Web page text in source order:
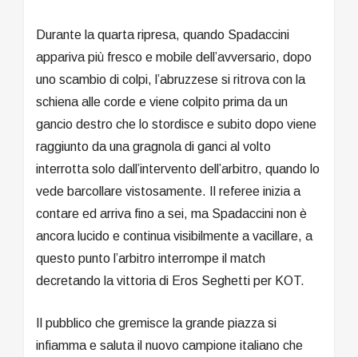
Durante la quarta ripresa, quando Spadaccini
appariva più fresco e mobile dell’avversario, dopo
uno scambio di colpi, l’abruzzese si ritrova con la
schiena alle corde e viene colpito prima da un
gancio destro che lo stordisce e subito dopo viene
raggiunto da una gragnola di ganci al volto
interrotta solo dall’intervento dell’arbitro, quando lo
vede barcollare vistosamente. Il referee inizia a
contare ed arriva fino a sei, ma Spadaccini non è
ancora lucido e continua visibilmente a vacillare, a
questo punto l’arbitro interrompe il match
decretando la vittoria di Eros Seghetti per KOT.
Il pubblico che gremisce la grande piazza si
infiamma e saluta il nuovo campione italiano che